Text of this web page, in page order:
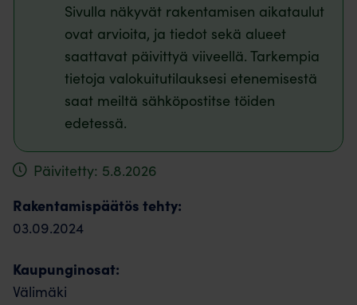
Sivulla näkyvät rakentamisen aikataulut
ovat arvioita, ja tiedot sekä alueet
saattavat päivittyä viiveellä. Tarkempia
tietoja valokuitutilauksesi etenemisestä
saat meiltä sähköpostitse töiden
edetessä.
Päivitetty: 5.8.2026
Rakentamispäätös tehty:
03.09.2024
Kaupunginosat:
Välimäki